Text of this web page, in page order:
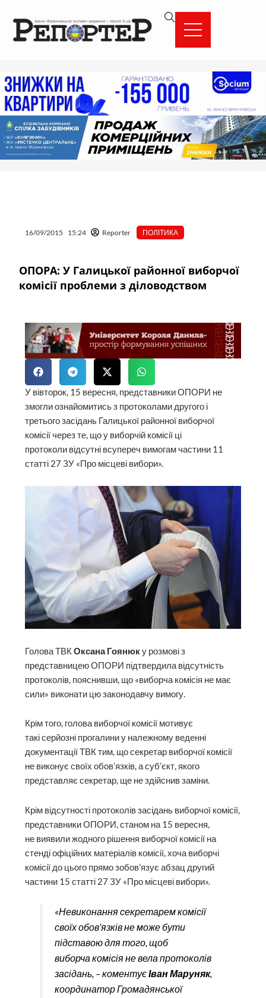
вмісту
16/09/2015 15:24 Reporter ПОЛІТИКА
ОПОРА: У Галицької районної виборчої
комісії проблеми з діловодством
У вівторок, 15 вересня, представники ОПОРИ не
змогли ознайомитись з протоколами другого і
третього засідань Галицької районної виборчої
комісії через те, що у виборчій комісії ці
протоколи відсутні всупереч вимогам частини 11
статті 27 ЗУ «Про місцеві вибори».
Голова ТВКОксана Гоянюку розмові з
представницею ОПОРИ підтвердила відсутність
протоколів, пояснивши, що «виборча комісія не має
сили» виконати цю законодавчу вимогу.
Крім того, голова виборчої комісії мотивує
такі серйозні прогалини у належному веденні
документації ТВК тим, що секретар виборчої комісії
не виконує своїх обов’язків, а суб’єкт, якого
представляє секретар, ще не здійснив заміни.
Крім відсутності протоколів засідань виборчої комісії,
представники ОПОРИ, станом на 15 вересня,
не виявили жодного рішення виборчої комісії на
стенді офіційних матеріалів комісії, хоча виборчі
комісії до цього прямо зобов’язує абзац другий
частини 15 статті 27 ЗУ «Про місцеві вибори».
«Невиконання секретарем комісії
своїх обов’язків не може бути
підставою для того, щоб
виборча комісія не вела протоколів
засідань, – коментуєІван Маруняк,
координатор Громадянської